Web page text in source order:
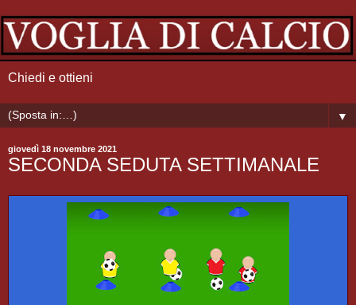
Chiedi e ottieni
▼
giovedì 18 novembre 2021
SECONDA SEDUTA SETTIMANALE